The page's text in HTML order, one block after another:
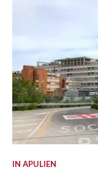
IN APULIEN